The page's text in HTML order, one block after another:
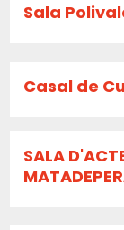
Sala
Casal de
SALA